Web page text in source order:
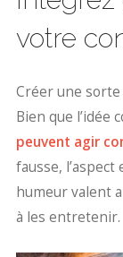
votre
Créer une sorte
Bien que l’idée
peuvent agir
fausse,
humeur valent
à les entretenir.